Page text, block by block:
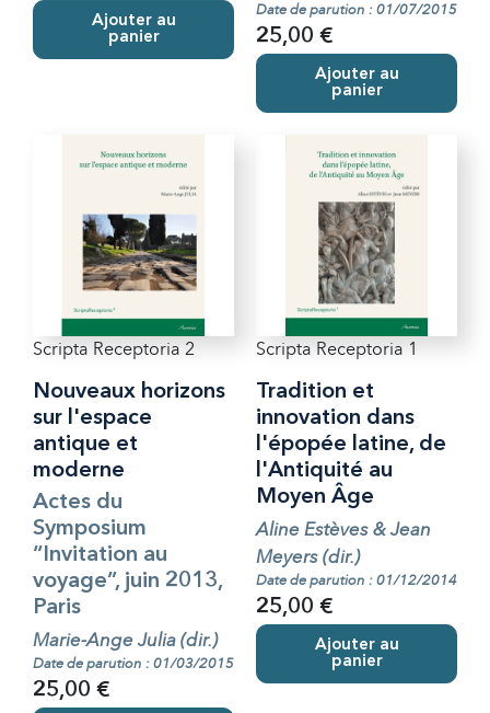
Ajouter au
panier
Date de parution : 01/07/2015
25,00 €
Ajouter au
panier
Scripta Receptoria 2
Nouveaux horizons
sur l'espace
antique et
moderne
Actes du
Symposium
“Invitation au
voyage”, juin 2013,
Paris
Marie-Ange Julia (dir.)
Date de parution : 01/03/2015
25,00 €
Scripta Receptoria 1
Tradition et
innovation dans
l'épopée latine, de
l'Antiquité au
Moyen Âge
Aline Estèves & Jean
Meyers (dir.)
Date de parution : 01/12/2014
25,00 €
Ajouter au
panier